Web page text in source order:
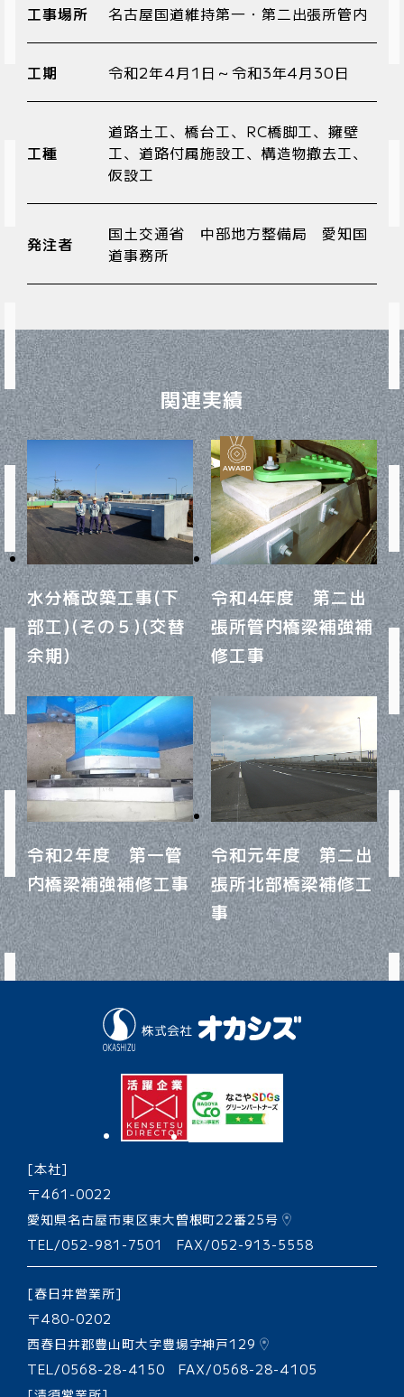
工事場所 名古屋国道維持第一・第二出張所管内
工期 令和2年4月1日 ～ 令和3年4月30日
工種
道路土工、橋台工、RC橋脚工、擁壁
工、道路付属施設工、構造物撤去工、
仮設工
発注者
国土交通省 中部地方整備局 愛知国
道事務所
関連実績
水分橋改築工事(下
部工)(その５)(交替
余期)
令和4年度 第二出
張所管内橋梁補強補
修工事
令和2年度 第一管
内橋梁補強補修工事
令和元年度 第二出
張所北部橋梁補修工
事
[本社]
〒461-0022
愛知県名古屋市東区東大曽根町22番25号
TEL/052-981-7501 FAX/052-913-5558
[春日井営業所]
〒480-0202
西春日井郡豊山町大字豊場字神戸129
TEL/0568-28-4150 FAX/0568-28-4105